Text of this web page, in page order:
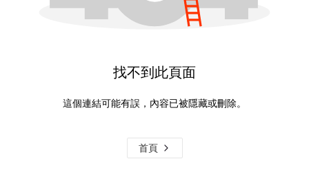
找不到此頁面
這個連結可能有誤，內容已被隱藏或刪除。
首頁